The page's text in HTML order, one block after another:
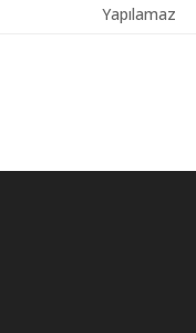
Yapılamaz